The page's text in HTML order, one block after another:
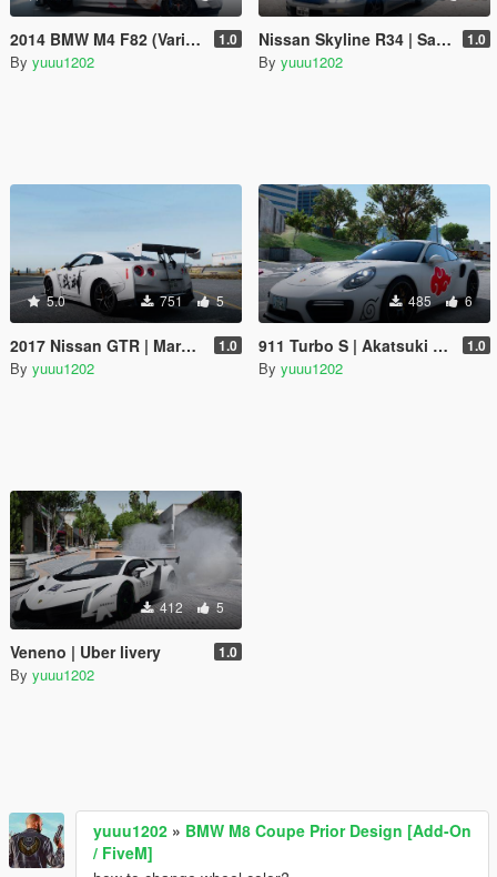
2014 BMW M4 F82 (Varis Kit) | Akatsuki Livery 1.0
By yuuu1202
Nissan Skyline R34 | Sakura Livery 1.0
By yuuu1202
5.0 751 5
2017 Nissan GTR | Mars(God of war) Livery 1.0
By yuuu1202
485 6
911 Turbo S | Akatsuki Livery 1.0
By yuuu1202
412 5
Veneno | Uber livery 1.0
By yuuu1202
yuuu1202 » BMW M8 Coupe Prior Design [Add-On
/ FiveM]